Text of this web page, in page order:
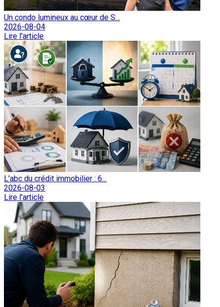
Un condo lumineux au cœur de S...
2026-08-04
Lire l'article
L'abc du crédit immobilier : 6...
2026-08-03
Lire l'article